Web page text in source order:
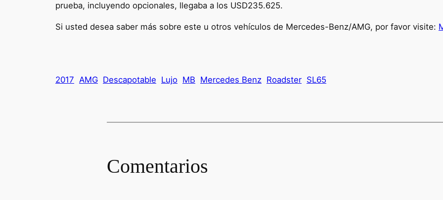
prueba, incluyendo opcionales, llegaba a los USD235.625.
Si usted desea saber más sobre este u otros vehículos de Mercedes-Benz/AMG, por favor visite:
2017 AMG Descapotable Lujo MB Mercedes Benz Roadster SL65
Comentarios